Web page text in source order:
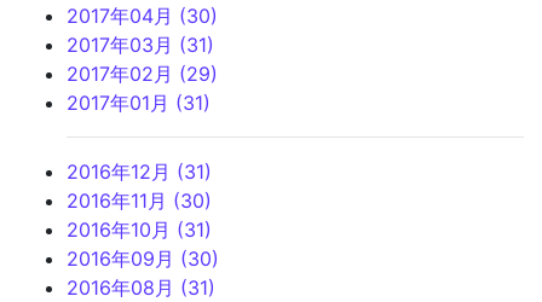
2017年04月 (30)
2017年03月 (31)
2017年02月 (29)
2017年01月 (31)
2016年12月 (31)
2016年11月 (30)
2016年10月 (31)
2016年09月 (30)
2016年08月 (31)